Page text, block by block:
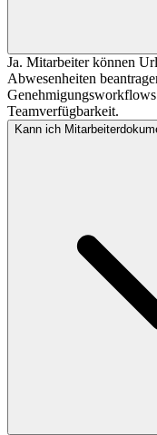
Ja. Mitarbeiter können
Abwesenheiten
Teamverfügbarkeit.
Kann ich